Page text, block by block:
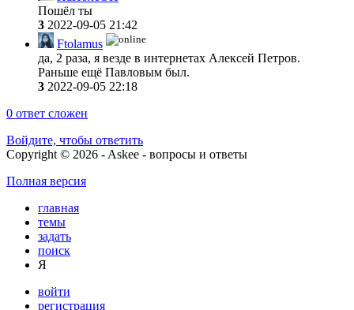
Пошёл ты
3 2022-09-05 21:42
Ftolamus
да, 2 раза, я везде в интернетах Алексей Петров.
Раньше ещё Павловым был.
3 2022-09-05 22:18
0 ответ сложен
Войдите, чтобы ответить
Copyright © 2026 - Askee - вопросы и ответы
Полная версия
главная
темы
задать
поиск
Я
войти
регистрация